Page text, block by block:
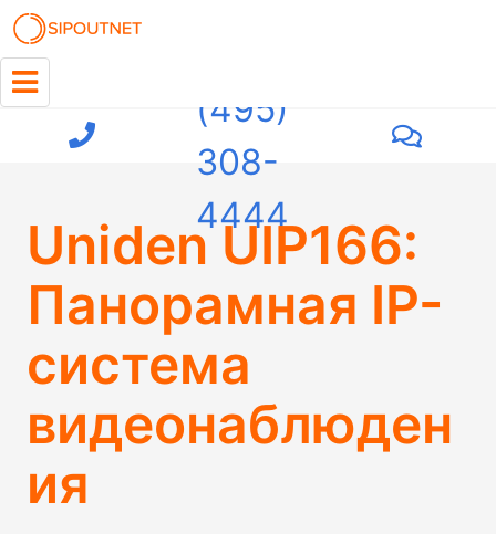
(495)
308-
4444
Uniden UIP166:
Панорамная IP-
система
видеонаблюден
ия